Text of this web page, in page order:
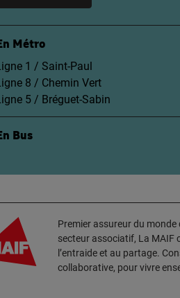
Métro
1 / Saint-Paul
8 / Chemin Vert
5 / Bréguet-Sabin
Bus
Premier assureur du monde
secteur associatif, La MAIF
l’entraide et au partage.
collaborative, pour vivre